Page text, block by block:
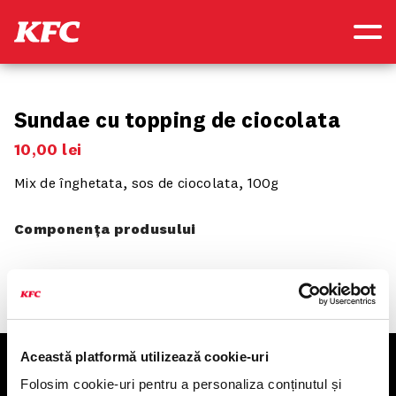
Această platformă utilizează cookie-uri
Folosim cookie-uri pentru a personaliza conținutul și
Sundae cu topping de ciocolata
10,00 lei
Mix de înghetata, sos de ciocolata, 100g
Componența produsului
KFC